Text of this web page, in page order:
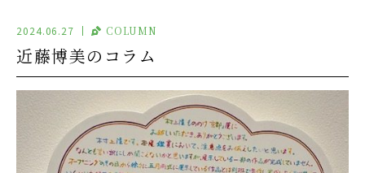
2024.06.27 COLUMN
近藤博美のコラム